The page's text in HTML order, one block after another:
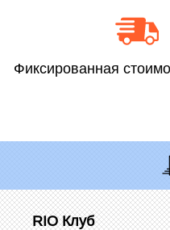
Фиксированная
RIO Клуб